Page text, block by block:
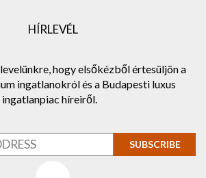
HÍRLEVÉL
hogy elsőkézből értesüljön a
ingatlanokról és a Budapesti luxus
ingatlanpiac híreiről.
SUBSCRIBE